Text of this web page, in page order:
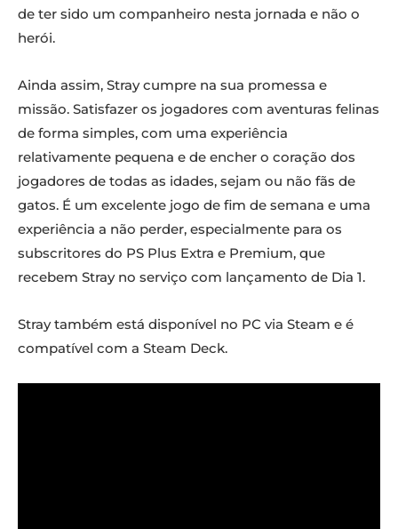
de ter sido um companheiro nesta jornada e não o
herói.
Ainda assim, Stray cumpre na sua promessa e
missão. Satisfazer os jogadores com aventuras felinas
de forma simples, com uma experiência
relativamente pequena e de encher o coração dos
jogadores de todas as idades, sejam ou não fãs de
gatos. É um excelente jogo de fim de semana e uma
experiência a não perder, especialmente para os
subscritores do PS Plus Extra e Premium, que
recebem Stray no serviço com lançamento de Dia 1.
Stray também está disponível no PC via Steam e é
compatível com a Steam Deck.